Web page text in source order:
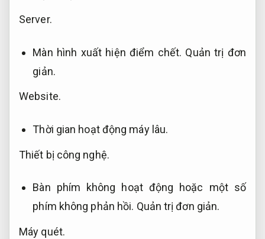
Server.
Màn hình xuất hiện điểm chết. Quản trị đơn
giản.
Website.
Thời gian hoạt động máy lâu.
Thiết bị công nghệ.
Bàn phím không hoạt động hoặc một số
phím không phản hồi. Quản trị đơn giản.
Máy quét.